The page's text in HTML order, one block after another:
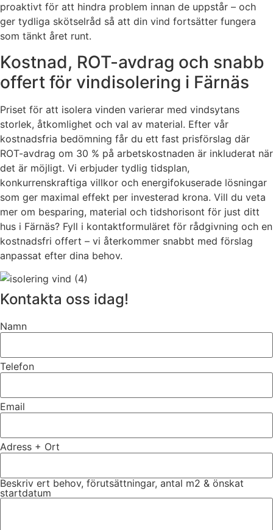
proaktivt för att hindra problem innan de uppstår – och
ger tydliga skötselråd så att din vind fortsätter fungera
som tänkt året runt.
Kostnad, ROT-avdrag och snabb
offert för vindisolering i Färnäs
Priset för att isolera vinden varierar med vindsytans
storlek, åtkomlighet och val av material. Efter vår
kostnadsfria bedömning får du ett fast prisförslag där
ROT-avdrag om 30 % på arbetskostnaden är inkluderat när
det är möjligt. Vi erbjuder tydlig tidsplan,
konkurrenskraftiga villkor och energifokuserade lösningar
som ger maximal effekt per investerad krona. Vill du veta
mer om besparing, material och tidshorisont för just ditt
hus i Färnäs? Fyll i kontaktformuläret för rådgivning och en
kostnadsfri offert – vi återkommer snabbt med förslag
anpassat efter dina behov.
Kontakta oss idag!
Namn
Telefon
Email
Adress + Ort
Beskriv ert behov, förutsättningar, antal m2 & önskat
startdatum